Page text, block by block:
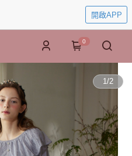
開啟APP
0
1/2